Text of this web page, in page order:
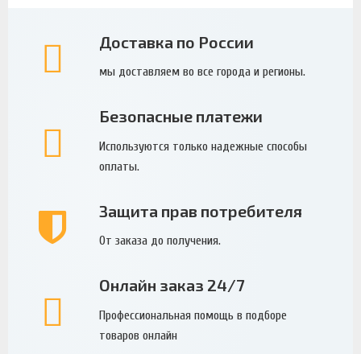
Доставка по России
мы доставляем во все города и регионы.
Безопасные платежи
Используются только надежные способы
оплаты.
Защита прав потребителя
От заказа до получения.
Онлайн заказ 24/7
Профессиональная помощь в подборе
товаров онлайн